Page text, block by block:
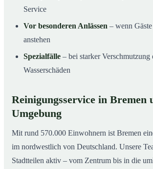
Service
Vor besonderen Anlässen – wenn
anstehen
Spezialfälle – bei starker Verschmutzung
Wasserschäden
Reinigungsservice in Bremen
Umgebung
Mit rund 570.000 Einwohnern ist Bremen
im nordwestlich von Deutschland. Unsere
Stadtteilen aktiv – vom Zentrum bis in die